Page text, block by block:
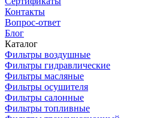
Контакты
Вопрос-ответ
Блог
Каталог
Фильтры воздушные
Фильтры гидравлические
Фильтры масляные
Фильтры осушителя
Фильтры салонные
Фильтры топливные